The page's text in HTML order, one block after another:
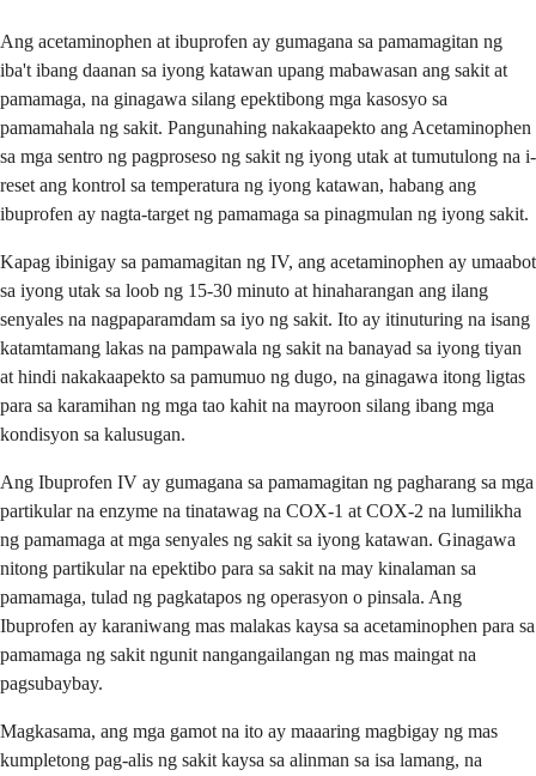
Ang acetaminophen at ibuprofen ay gumagana sa pamamagitan ng
iba't ibang daanan sa iyong katawan upang mabawasan ang sakit at
pamamaga, na ginagawa silang epektibong mga kasosyo sa
pamamahala ng sakit. Pangunahing nakakaapekto ang Acetaminophen
sa mga sentro ng pagproseso ng sakit ng iyong utak at tumutulong na i-
reset ang kontrol sa temperatura ng iyong katawan, habang ang
ibuprofen ay nagta-target ng pamamaga sa pinagmulan ng iyong sakit.
Kapag ibinigay sa pamamagitan ng IV, ang acetaminophen ay umaabot
sa iyong utak sa loob ng 15-30 minuto at hinaharangan ang ilang
senyales na nagpaparamdam sa iyo ng sakit. Ito ay itinuturing na isang
katamtamang lakas na pampawala ng sakit na banayad sa iyong tiyan
at hindi nakakaapekto sa pamumuo ng dugo, na ginagawa itong ligtas
para sa karamihan ng mga tao kahit na mayroon silang ibang mga
kondisyon sa kalusugan.
Ang Ibuprofen IV ay gumagana sa pamamagitan ng pagharang sa mga
partikular na enzyme na tinatawag na COX-1 at COX-2 na lumilikha
ng pamamaga at mga senyales ng sakit sa iyong katawan. Ginagawa
nitong partikular na epektibo para sa sakit na may kinalaman sa
pamamaga, tulad ng pagkatapos ng operasyon o pinsala. Ang
Ibuprofen ay karaniwang mas malakas kaysa sa acetaminophen para sa
pamamaga ng sakit ngunit nangangailangan ng mas maingat na
pagsubaybay.
Magkasama, ang mga gamot na ito ay maaaring magbigay ng mas
kumpletong pag-alis ng sakit kaysa sa alinman sa isa lamang, na